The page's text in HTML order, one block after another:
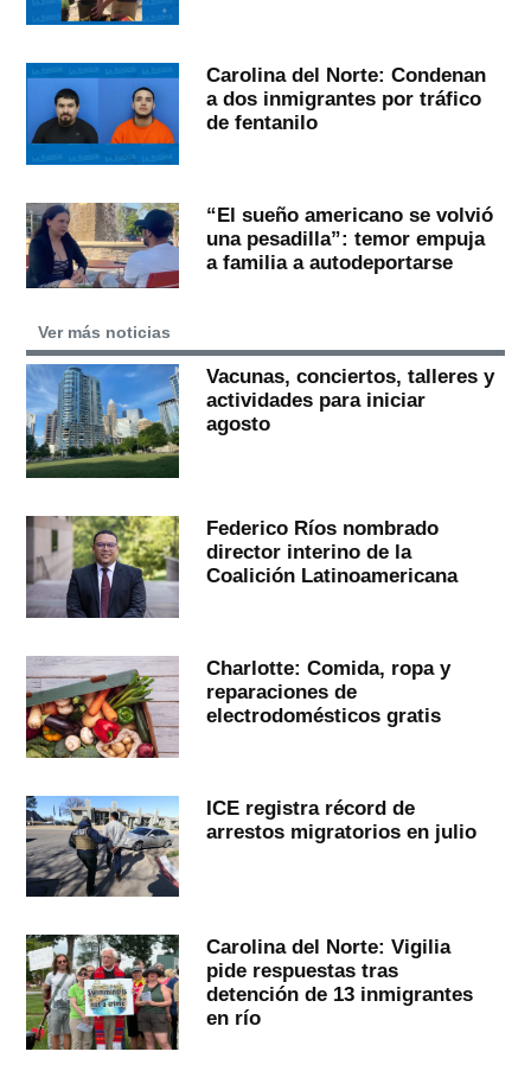
Carolina del Norte: Condenan
a dos inmigrantes por tráfico
de fentanilo
“El sueño americano se volvió
una pesadilla”: temor empuja
a familia a autodeportarse
Ver más noticias
Vacunas, conciertos, talleres y
actividades para iniciar
agosto
Federico Ríos nombrado
director interino de la
Coalición Latinoamericana
Charlotte: Comida, ropa y
reparaciones de
electrodomésticos gratis
ICE registra récord de
arrestos migratorios en julio
Carolina del Norte: Vigilia
pide respuestas tras
detención de 13 inmigrantes
en río